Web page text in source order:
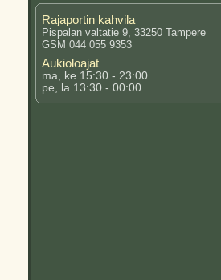
Rajaportin kahvila
Pispalan valtatie 9, 33250 Tampere
GSM 044 055 9353
Aukioloajat
ma, ke 15:30 - 23:00
pe, la 13:30 - 00:00